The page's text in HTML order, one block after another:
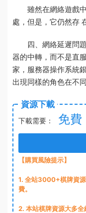
雖然在網絡遊戲中
處，但是，它仍然存
四、網絡延遲問題
器的中轉，而不是直
家， 服務器操作系統
出現同樣的角色在不
資源下載
下載需要： 免費
【購買風險提示】
1. 全站3000+棋牌資
費。
2. 本站棋牌資源大多